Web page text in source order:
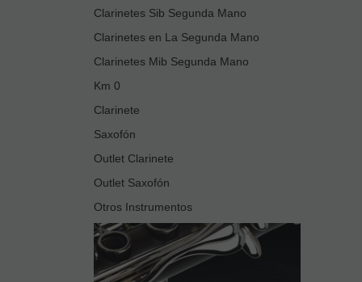
Clarinetes Sib Segunda Mano
Clarinetes en La Segunda Mano
Clarinetes Mib Segunda Mano
Km 0
Clarinete
Saxofón
Outlet Clarinete
Outlet Saxofón
Otros Instrumentos